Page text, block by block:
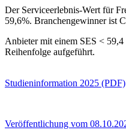
Der Serviceerlebnis-Wert für
59,6%. Branchengewinner ist
Anbieter mit einem SES <
Reihenfolge aufgeführt.
Studieninformation 2025 (PDF)
Veröffentlichung vom